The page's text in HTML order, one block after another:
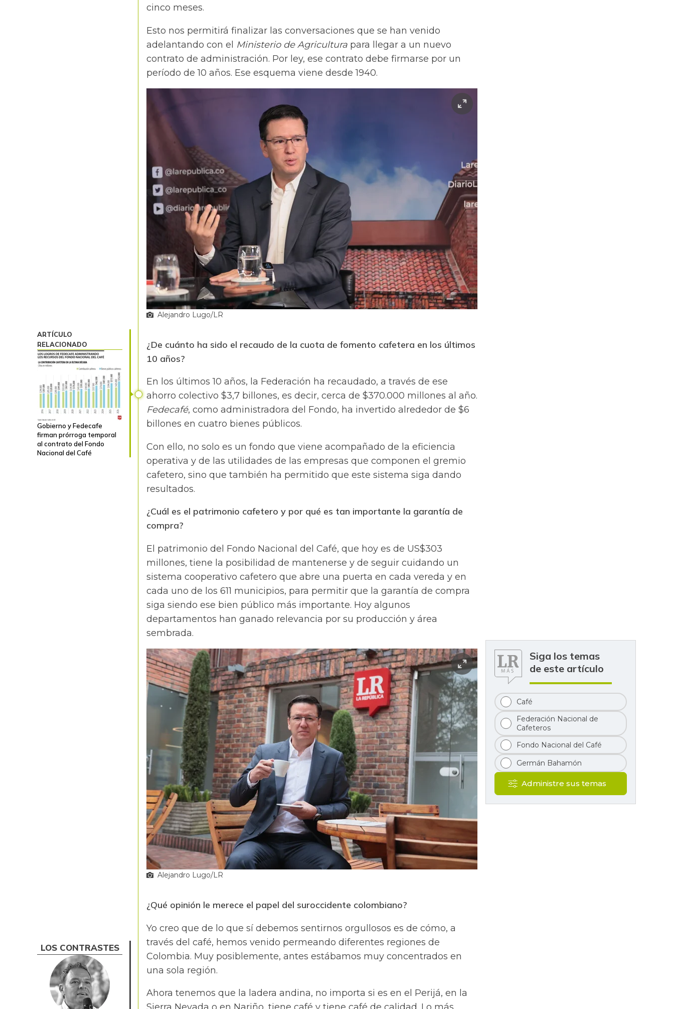
cinco meses.
Esto nos permitirá finalizar las conversaciones que se han venido
adelantando con el Ministerio de Agricultura para llegar a un nuevo
contrato de administración. Por ley, ese contrato debe firmarse por un
período de 10 años. Ese esquema viene desde 1940.
Alejandro Lugo/LR
¿De cuánto ha sido el recaudo de la cuota de fomento cafetera en los últimos
10 años?
ARTÍCULO
RELACIONADO
Gobierno y Fedecafe
firman prórroga temporal
al contrato del Fondo
Nacional del Café
En los últimos 10 años, la Federación ha recaudado, a través de ese
ahorro colectivo $3,7 billones, es decir, cerca de $370.000 millones al año.
Fedecafé, como administradora del Fondo, ha invertido alrededor de $6
billones en cuatro bienes públicos.
Con ello, no solo es un fondo que viene acompañado de la eficiencia
operativa y de las utilidades de las empresas que componen el gremio
cafetero, sino que también ha permitido que este sistema siga dando
resultados.
¿Cuál es el patrimonio cafetero y por qué es tan importante la garantía de
compra?
El patrimonio del Fondo Nacional del Café, que hoy es de US$303
millones, tiene la posibilidad de mantenerse y de seguir cuidando un
sistema cooperativo cafetero que abre una puerta en cada vereda y en
cada uno de los 611 municipios, para permitir que la garantía de compra
siga siendo ese bien público más importante. Hoy algunos
departamentos han ganado relevancia por su producción y área
sembrada.
Alejandro Lugo/LR
¿Qué opinión le merece el papel del suroccidente colombiano?
Yo creo que de lo que sí debemos sentirnos orgullosos es de cómo, a
través del café, hemos venido permeando diferentes regiones de
Colombia. Muy posiblemente, antes estábamos muy concentrados en
una sola región.
LOS CONTRASTES
Ahora tenemos que la ladera andina, no importa si es en el Perijá, en la
Siga los temas
de este artículo
Café
Federación Nacional de
Cafeteros
Fondo Nacional del Café
Germán Bahamón
Administre sus temas